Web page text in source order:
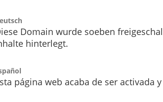
Domain wurde soeben
hinterlegt.
página web acaba de ser activada